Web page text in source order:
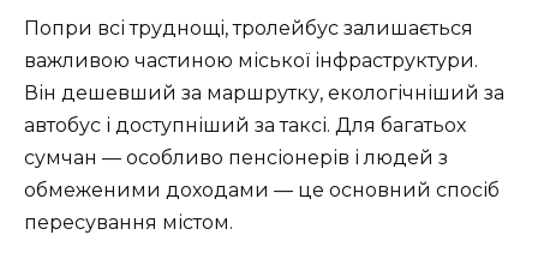
Попри всі труднощі, тролейбус залишається
важливою частиною міської інфраструктури.
Він дешевший за маршрутку, екологічніший за
автобус і доступніший за таксі. Для багатьох
сумчан — особливо пенсіонерів і людей з
обмеженими доходами — це основний спосіб
пересування містом.